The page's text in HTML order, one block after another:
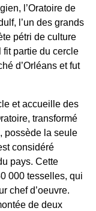
l’Oratoire de
l’un des grands
pétri de culture
partie du cercle
d’Orléans et fut
et accueille des
transformé
possède la seule
considéré
pays. Cette
000 tesselles, qui
chef d’oeuvre.
de deux